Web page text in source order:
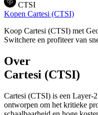
CTSI
Kopen Cartesi (CTSI)
Koop Cartesi (CTSI) met
Switchere en profiteer van
Over
Cartesi (CTSI)
Cartesi (CTSI) is een Layer-
ontworpen om het kritieke